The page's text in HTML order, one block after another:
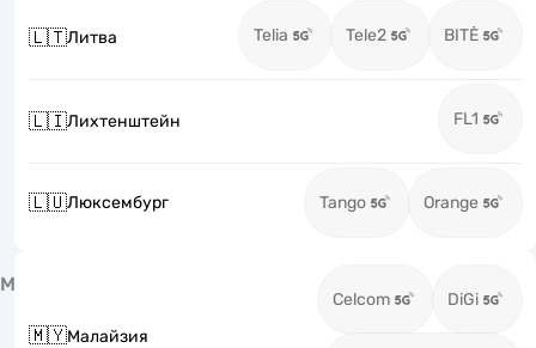
🇱🇹Литва Telia Tele2 BITĖ
🇱🇮Лихтенштейн FL1
🇱🇺Люксембург Tango Orange
М
🇲🇾Малайзия
Celcom DiGi